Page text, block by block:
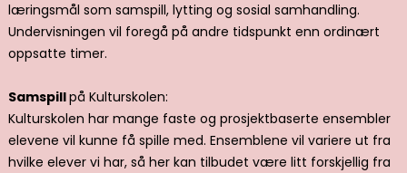
læringsmål som samspill, lytting og sosial samhandling.
Undervisningen vil foregå på andre tidspunkt enn ordinært
oppsatte timer.
Samspillpå Kulturskolen:
Kulturskolen har mange faste og prosjektbaserte ensembler
elevene vil kunne få spille med. Ensemblene vil variere ut fra
hvilke elever vi har, så her kan tilbudet være litt forskjellig fra